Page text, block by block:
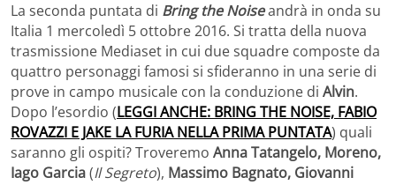
La seconda puntata di Bring the Noiseandrà in onda su
Italia 1 mercoledì 5 ottobre 2016. Si tratta della nuova
trasmissione Mediaset in cui due squadre composte da
quattro personaggi famosi si sfideranno in una serie di
prove in campo musicale con la conduzione di Alvin.
Dopo l’esordio (LEGGI ANCHE: BRING THE NOISE, FABIO
ROVAZZI E JAKE LA FURIA NELLA PRIMA PUNTATA) quali
saranno gli ospiti? Troveremo Anna Tatangelo, Moreno,
Iago Garcia(Il Segreto), Massimo Bagnato, Giovanni